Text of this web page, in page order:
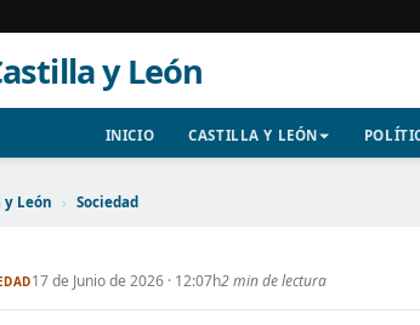
y León
INICIO CASTILLA Y LEÓN
y León › Sociedad
17 de Junio de 2026 · 12:07h2 min de lectura